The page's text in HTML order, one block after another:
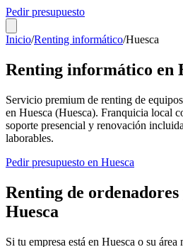
Pedir presupuesto
Inicio/Renting informático/Huesca
Renting informático en
Servicio premium de renting de
en Huesca (Huesca). Franquicia local
soporte presencial y renovación
laborables.
Pedir presupuesto en Huesca
Renting de
Huesca
Si tu empresa está en Huesca o su área